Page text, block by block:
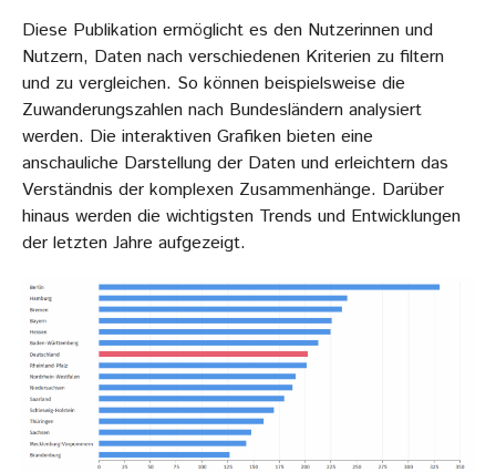
Diese Publikation ermöglicht es den Nutzerinnen und
Nutzern, Daten nach verschiedenen Kriterien zu filtern
und zu vergleichen. So können beispielsweise die
Zuwanderungszahlen nach Bundesländern analysiert
werden. Die interaktiven Grafiken bieten eine
anschauliche Darstellung der Daten und erleichtern das
Verständnis der komplexen Zusammenhänge. Darüber
hinaus werden die wichtigsten Trends und Entwicklungen
der letzten Jahre aufgezeigt.